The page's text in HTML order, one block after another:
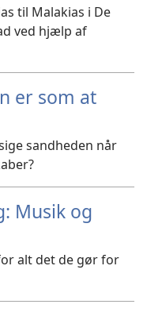
til Malakias i De
ved hjælp af
er som at
sandheden når
Musik og
alt det de gør for